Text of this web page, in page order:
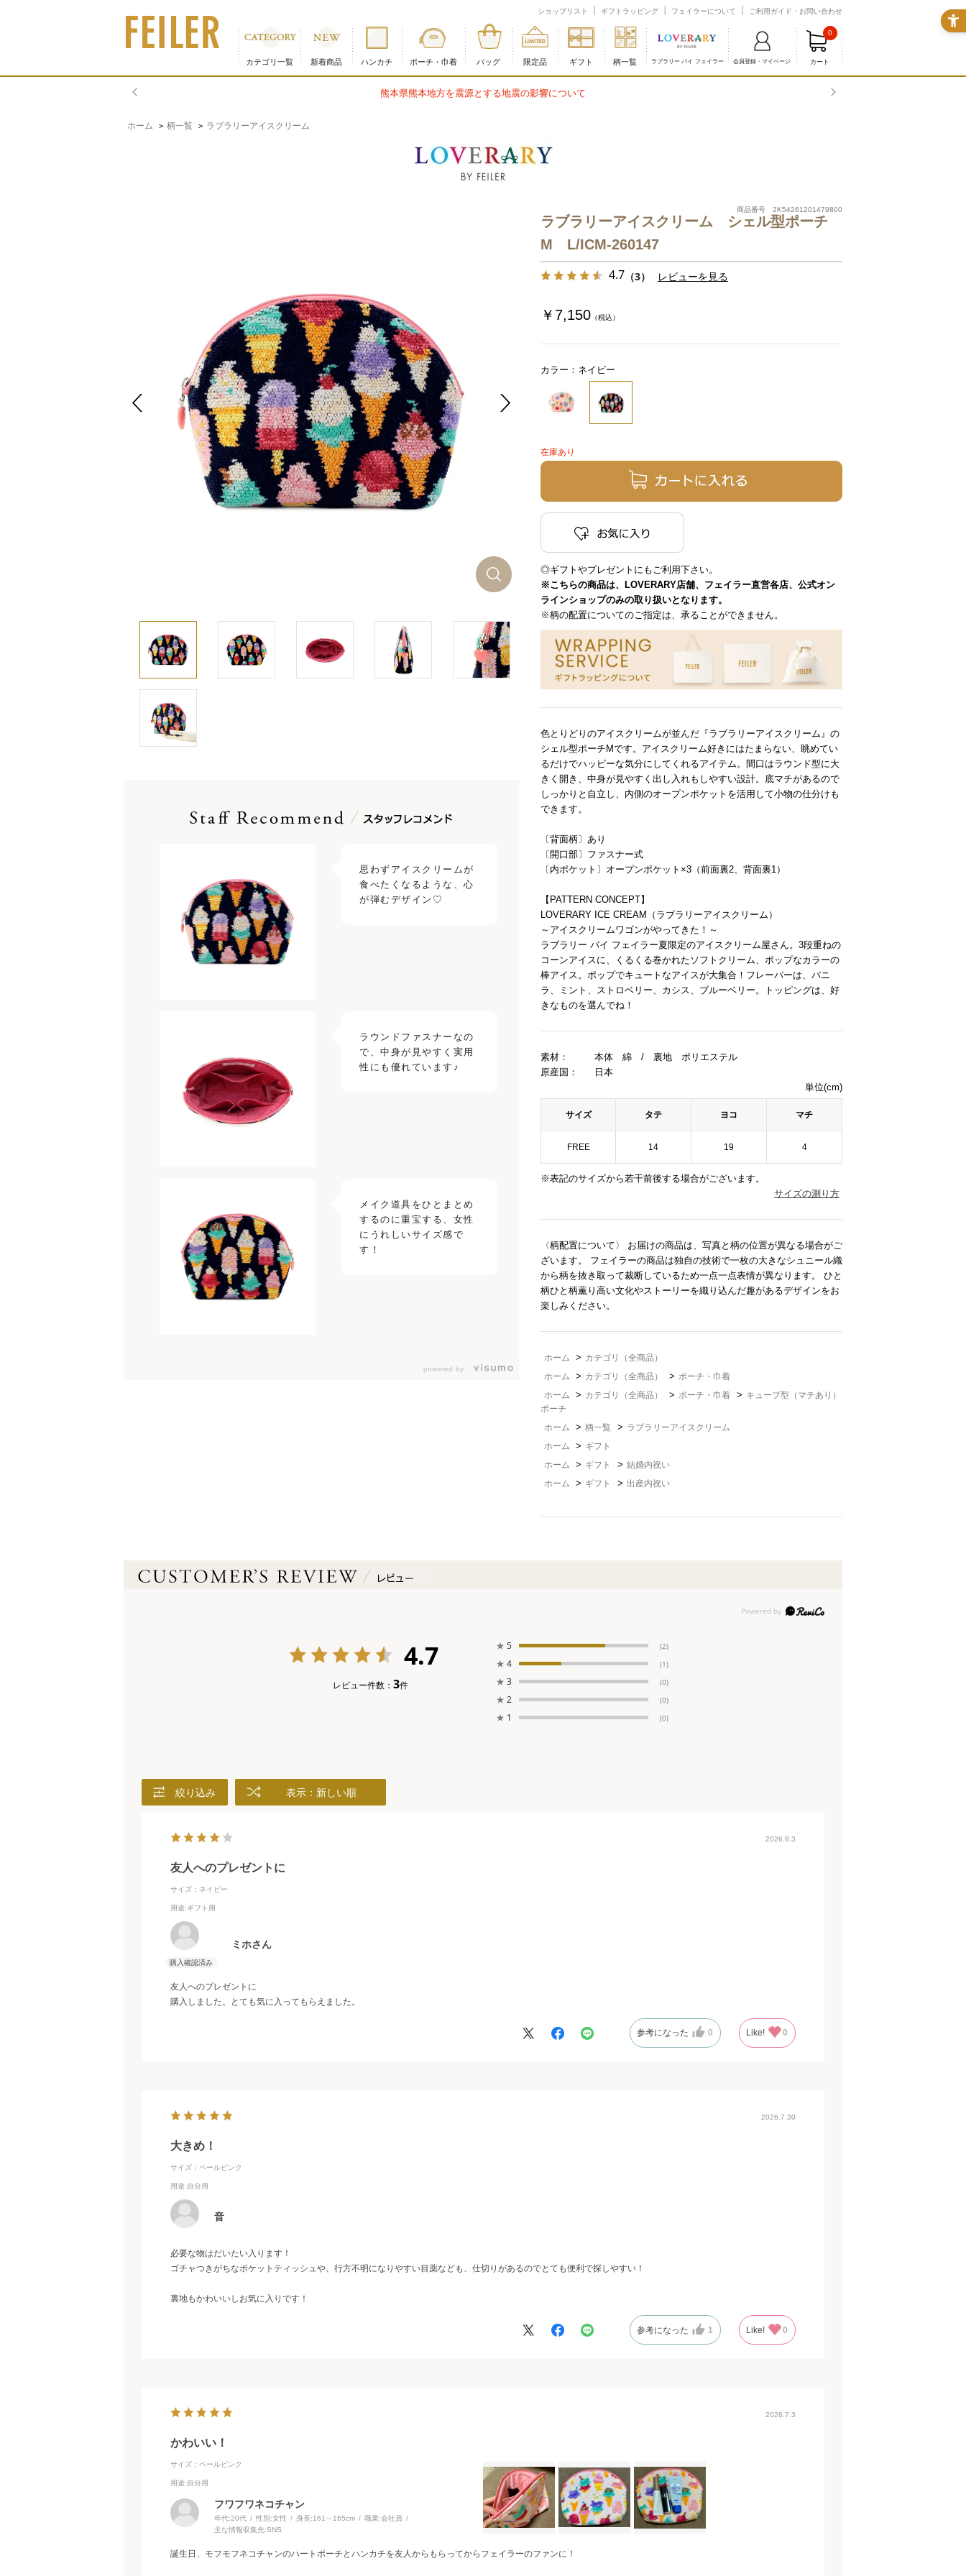
ショップリスト ギフトラッピング フェイラーについて ご利用ガイド・お問い合わせ
カテゴリ一覧 新着商品 ハンカチ ポーチ・巾着 バッグ 限定品 ギフト 柄一覧 ラブラリー バイ フェイラー 会員登録・マイページ カート
0
熊本県熊本地方を震源とする地震の影響について
ホーム > 柄一覧 > ラブラリーアイスクリーム
思わずアイスクリームが
食べたくなるような、心
が弾むデザイン♡
ラウンドファスナーなの
で、中身が見やすく実用
性にも優れています♪
メイク道具をひとまとめ
するのに重宝する、女性
にうれしいサイズ感で
す！
powered by
商品番号 2K54261201479800
ラブラリーアイスクリーム シェル型ポーチ
M L/ICM-260147
4.7 （3） レビューを見る
￥7,150 （税込）
カラー：ネイビー
在庫あり
◎ギフトやプレゼントにもご利用下さい。
※こちらの商品は、LOVERARY店舗、フェイラー直営各店、公式オン
ラインショップのみの取り扱いとなります。
※柄の配置についてのご指定は、承ることができません。
色とりどりのアイスクリームが並んだ『ラブラリーアイスクリーム』の
シェル型ポーチMです。アイスクリーム好きにはたまらない、眺めてい
るだけでハッピーな気分にしてくれるアイテム。間口はラウンド型に大
きく開き、中身が見やすく出し入れもしやすい設計。底マチがあるので
しっかりと自立し、内側のオープンポケットを活用して小物の仕分けも
できます。
〔背面柄〕あり
〔開口部〕ファスナー式
〔内ポケット〕オープンポケット×3（前面裏2、背面裏1）
【PATTERN CONCEPT】
LOVERARY ICE CREAM（ラブラリーアイスクリーム）
～アイスクリームワゴンがやってきた！～
ラブラリー バイ フェイラー夏限定のアイスクリーム屋さん。3段重ねの
コーンアイスに、くるくる巻かれたソフトクリーム、ポップなカラーの
棒アイス。ポップでキュートなアイスが大集合！フレーバーは、バニ
ラ、ミント、ストロベリー、カシス、ブルーベリー。トッピングは、好
きなものを選んでね！
素材：
本体 綿 / 裏地 ポリエステル
原産国：
日本
単位(cm)
サイズ タテ ヨコ マチ
FREE 14 19 4
※表記のサイズから若干前後する場合がございます。
サイズの測り方
〈柄配置について〉 お届けの商品は、写真と柄の位置が異なる場合がご
ざいます。 フェイラーの商品は独自の技術で一枚の大きなシュニール織
から柄を抜き取って裁断しているため一点一点表情が異なります。 ひと
柄ひと柄薫り高い文化やストーリーを織り込んだ趣があるデザインをお
楽しみください。
ホーム > カテゴリ（全商品）
ホーム
> カテゴリ（全商品） > ポーチ・巾着
ホーム
> カテゴリ（全商品） > ポーチ・巾着 > キューブ型（マチあり）
ポーチ
ホーム
> 柄一覧 > ラブラリーアイスクリーム
ホーム
> ギフト
ホーム
> ギフト > 結婚内祝い
ホーム
> ギフト > 出産内祝い
4.7
レビュー件数： 3件
★ 5 (2)
★ 4 (1)
★ 3 (0)
★ 2 (0)
★ 1 (0)
絞り込み 表示：新しい順
2026.8.3
友人へのプレゼントに
サイズ：ネイビー
用途:ギフト用
ミホさん
友人へのプレゼントに
購入しました。とても気に入ってもらえました。
参考になった 0 Like! 0
2026.7.30
大きめ！
サイズ：ペールピンク
用途:自分用
音
必要な物はだいたい入ります！
ゴチャつきがちなポケットティッシュや、行方不明になりやすい目薬なども、仕切りがあるのでとても便利で探しやすい！
裏地もかわいいしお気に入りです！
参考になった 1 Like! 0
2026.7.3
かわいい！
サイズ：ペールピンク
用途:自分用
フワフワネコチャン
年代:20代 性別:女性 身長:161～165cm 職業:会社員
主な情報収集先:SNS
誕生日、モフモフネコチャンのハートポーチとハンカチを友人からもらってからフェイラーのファンに！